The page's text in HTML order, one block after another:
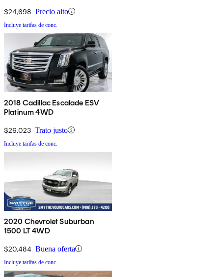
$24,698 Precio alto
Incluye tarifas de conc.
2018 Cadillac Escalade ESV
Platinum 4WD
$26,023 Trato justo
Incluye tarifas de conc.
2020 Chevrolet Suburban
1500 LT 4WD
$20,484 Buena oferta
Incluye tarifas de conc.